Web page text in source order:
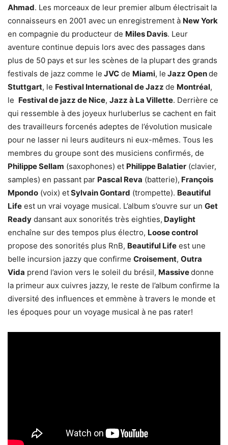
Ahmad. Les morceaux de leur premier album électrisait la
connaisseurs en 2001 avec un enregistrement à New York
en compagnie du producteur de Miles Davis. Leur
aventure continue depuis lors avec des passages dans
plus de 50 pays et sur les scènes de la plupart des grands
festivals de jazz comme le JVC de Miami, le Jazz Opende
Stuttgart, le Festival International de Jazz de Montréal,
le Festival de jazz de Nice, Jazz à La Villette. Derrière ce
qui ressemble à des joyeux hurluberlus se cachent en fait
des travailleurs forcenés adeptes de l’évolution musicale
pour ne lasser ni leurs auditeurs ni eux-mêmes. Tous les
membres du groupe sont des musiciens confirmés, de
Philippe Sellam (saxophones) et Philippe Balatier (clavier,
samples) en passant par Pascal Reva (batterie), François
Mpondo (voix) etSylvain Gontard (trompette). Beautiful
Life est un vrai voyage musical. L’album s’ouvre sur un Get
Ready dansant aux sonorités très eighties, Daylight
enchaîne sur des tempos plus électro, Loose control
propose des sonorités plus RnB, Beautiful Life est une
belle incursion jazzy que confirme Croisement, Outra
Vida prend l’avion vers le soleil du brésil, Massivedonne
la primeur aux cuivres jazzy, le reste de l’album confirme la
diversité des influences et emmène à travers le monde et
les époques pour un voyage musical à ne pas rater!